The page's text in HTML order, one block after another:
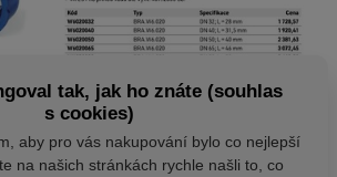
tak, jak ho znáte (souhlas
s cookies)
aby pro vás nakupování bylo co nejlepší
na našich stránkách rychle našli to, co